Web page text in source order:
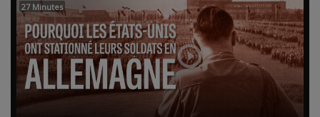
27 Minutes